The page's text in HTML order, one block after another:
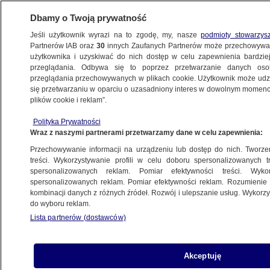
BIZNES
NAJNOWSZE
niewystarczająca. "W trybie pilnym
specjalny zespół"
13.11.2014, 15:44
Udostępnij
Dbamy o Twoją prywatność
Jeśli użytkownik wyrazi na to zgodę, my, naszepodmioty
Partnerów IAB oraz30 innych Zaufanych Partnerów może
użytkownika i uzyskiwać do nich dostęp w celu zapewnienia
przeglądania. Odbywa się to poprzez przetwarzanie danych
przeglądania przechowywanych w plikach cookie. Użytkownik może
się przetwarzaniu w oparciu o uzasadniony interes w dowolnym
plików cookie i reklam”.
Polityka Prywatności
Wraz z naszymi partnerami przetwarzamy dane w celu zapewnienia:
Przechowywanie informacji na urządzeniu lub dostęp do nich.
treści. Wykorzystywanie profili w celu doboru spersonalizowanych
spersonalizowanych reklam. Pomiar efektywności treści.
spersonalizowanych reklam. Pomiar efektywności reklam.
kombinacji danych z różnych źródeł. Rozwój i ulepszanie usług.
do wyboru reklam.
Lista partnerów (dostawców)
Akceptuję